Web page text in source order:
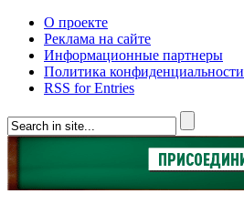
О проекте
Реклама на сайте
Информационные партнеры
Политика конфиденциальности
RSS for Entries